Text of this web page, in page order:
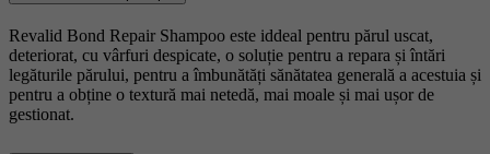
Revalid Bond Repair Shampoo este iddeal pentru părul uscat,
deteriorat, cu vârfuri despicate, o soluție pentru a repara și întări
legăturile părului, pentru a îmbunătăți sănătatea generală a acestuia și
pentru a obține o textură mai netedă, mai moale și mai ușor de
gestionat.